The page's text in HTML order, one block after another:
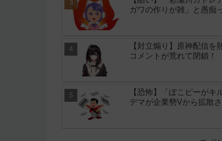
ガワの作りが雑」と愚痴
【対立煽り】原神配信
コメントが荒れて閉鎖！
【恐怖】「ぽこピーが
デマが企業勢Vから拡散